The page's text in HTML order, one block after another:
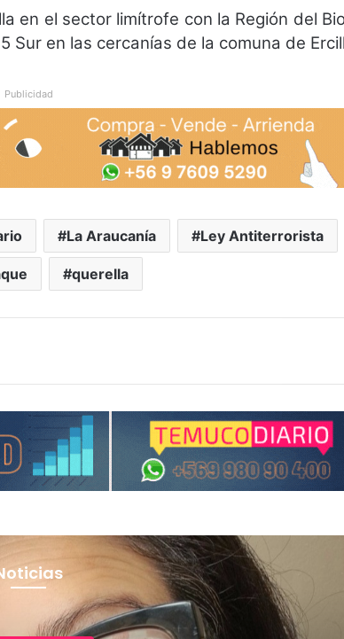
en el sector limítrofe con la Región del
Sur en las cercanías de la comuna de
Publicidad
La Araucanía Ley Antiterrorista
querella